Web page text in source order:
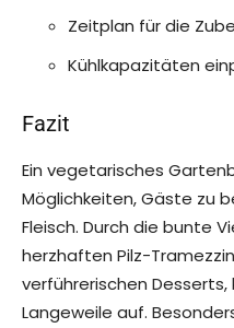
Zeitplan für die
Kühlkapazitäten
Fazit
Ein vegetarisches
Möglichkeiten, Gäste zu
Fleisch. Durch die bunte
herzhaften Pilz-
verführerischen
Langeweile auf.